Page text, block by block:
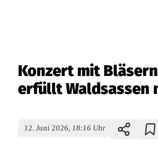
Konzert mit
erfüllt Waldsassen
12. Juni 2026, 18:16 Uhr